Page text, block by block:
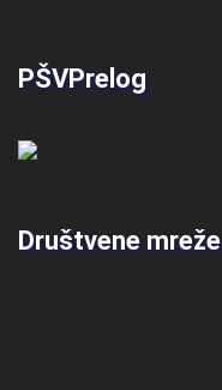
PŠVPrelog
Društvene mreže